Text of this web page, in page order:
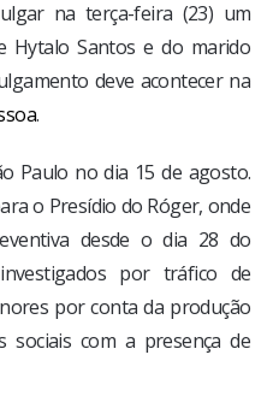
na terça-feira (23) um
Hytalo Santos e do marido
deve acontecer na
.
Paulo no dia 15 de agosto.
o Presídio do Róger, onde
desde o dia 28 do
por tráfico de
por conta da produção
sociais com a presença de